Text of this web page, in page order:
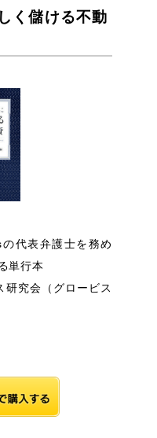
く儲ける不動
代表弁護士を務め
単行本
究会（グロービス